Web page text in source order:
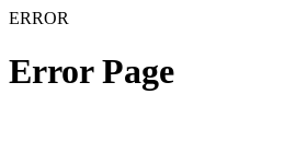
ERROR
Error Page